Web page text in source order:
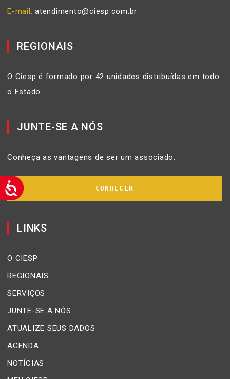
E-mail atendimento@ciesp.com.br
REGIONAIS
O Ciesp é formado por 42 unidades distribuídas em todo
o Estado
JUNTE-SE A NÓS
Conheça as vantagens de ser um associado.
CONHECER
LINKS
O CIESP
REGIONAIS
SERVIÇOS
JUNTE-SE A NÓS
ATUALIZE SEUS DADOS
AGENDA
NOTÍCIAS